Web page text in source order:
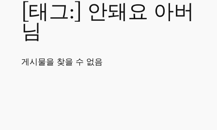
[태그:] 안돼요 아버
님
게시물을 찾을 수 없음